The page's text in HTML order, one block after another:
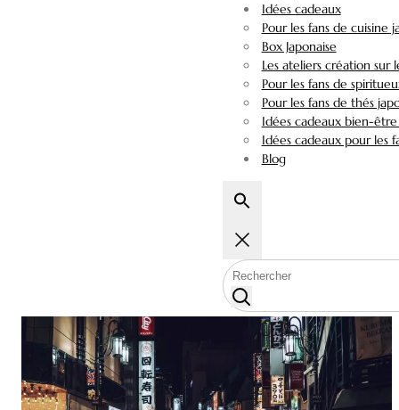
Idées cadeaux
Pour les fans de cuisine
Box Japonaise
Les ateliers création sur
Pour les fans de
Pour les fans de thés
Idées cadeaux bien-être
Idées cadeaux pour les
Blog